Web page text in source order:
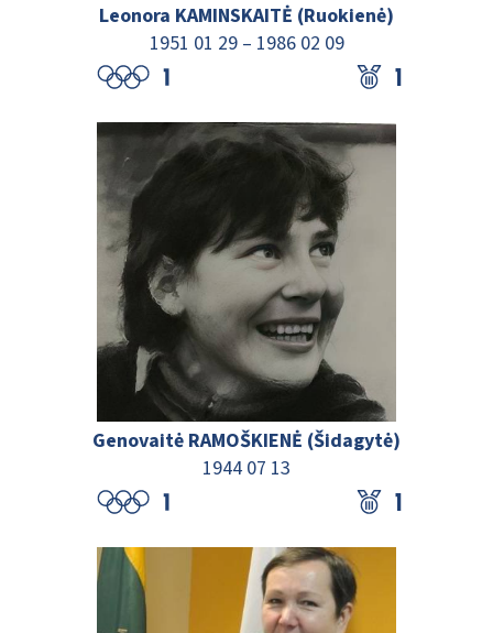
Leonora KAMINSKAITĖ (Ruokienė)
1951 01 29– 1986 02 09
Genovaitė RAMOŠKIENĖ (Šidagytė)
1944 07 13